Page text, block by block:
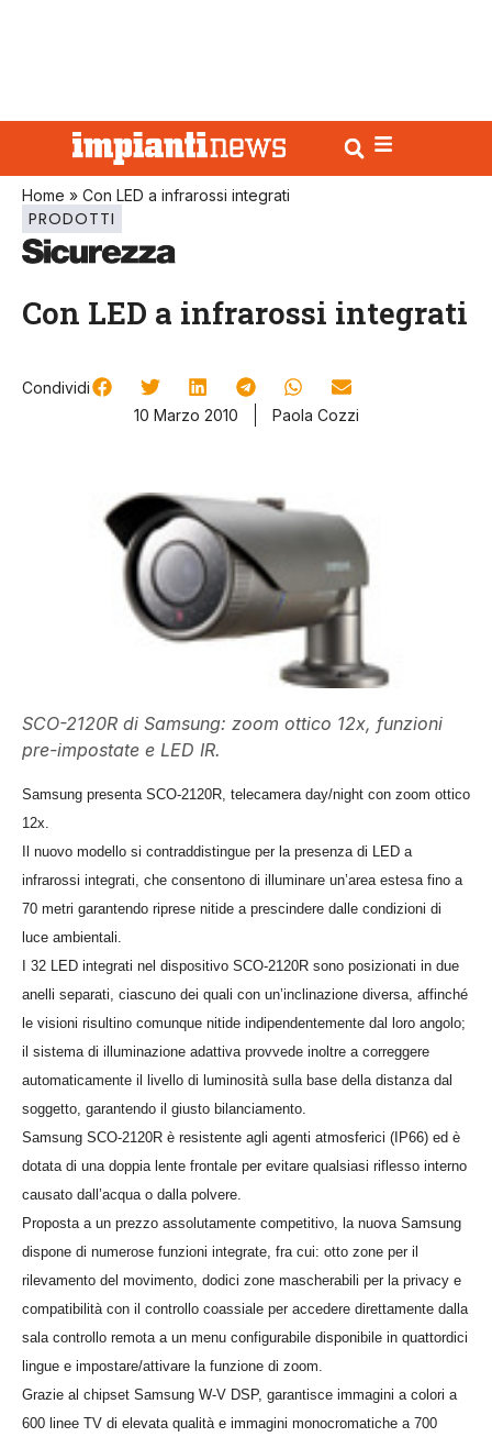
Home » Con LED a infrarossi integrati
PRODOTTI
Con LED a infrarossi integrati
Condividi
10 Marzo 2010
Paola Cozzi
SCO-2120R di Samsung: zoom ottico 12x, funzioni
pre-impostate e LED IR.
Samsung presenta SCO-2120R, telecamera day/night con zoom ottico
12x.
Il nuovo modello si contraddistingue per la presenza di LED a
infrarossi integrati, che consentono di illuminare un’area estesa fino a
70 metri garantendo riprese nitide a prescindere dalle condizioni di
luce ambientali.
I 32 LED integrati nel dispositivo SCO-2120R sono posizionati in due
anelli separati, ciascuno dei quali con un’inclinazione diversa, affinché
le visioni risultino comunque nitide indipendentemente dal loro angolo;
il sistema di illuminazione adattiva provvede inoltre a correggere
automaticamente il livello di luminosità sulla base della distanza dal
soggetto, garantendo il giusto bilanciamento.
Samsung SCO-2120R è resistente agli agenti atmosferici (IP66) ed è
dotata di una doppia lente frontale per evitare qualsiasi riflesso interno
causato dall’acqua o dalla polvere.
Proposta a un prezzo assolutamente competitivo, la nuova Samsung
dispone di numerose funzioni integrate, fra cui: otto zone per il
rilevamento del movimento, dodici zone mascherabili per la privacy e
compatibilità con il controllo coassiale per accedere direttamente dalla
sala controllo remota a un menu configurabile disponibile in quattordici
lingue e impostare/attivare la funzione di zoom.
Grazie al chipset Samsung W-V DSP, garantisce immagini a colori a
600 linee TV di elevata qualità e immagini monocromatiche a 700